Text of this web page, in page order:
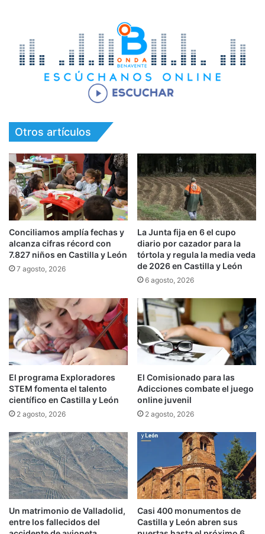
Otros artículos
Conciliamos amplía fechas y
alcanza cifras récord con
7.827 niños en Castilla y León
7 agosto, 2026
La Junta fija en 6 el cupo
diario por cazador para la
tórtola y regula la media veda
de 2026 en Castilla y León
6 agosto, 2026
El programa Exploradores
STEM fomenta el talento
científico en Castilla y León
2 agosto, 2026
El Comisionado para las
Adicciones combate el juego
online juvenil
2 agosto, 2026
Un matrimonio de Valladolid,
entre los fallecidos del
Casi 400 monumentos de
Castilla y León abren sus